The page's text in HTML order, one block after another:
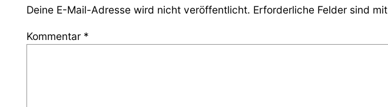
Deine E-Mail-Adresse wird nicht veröffentlicht. Erforderliche Felder sind mit
Kommentar *